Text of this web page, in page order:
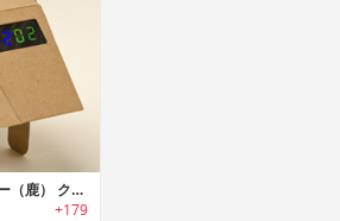
クラフトZOO｜ディアー（鹿） クロック
+179